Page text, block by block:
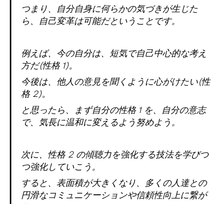
つまり、自分自身に何らかの気づきが生じた
ら、自己変革は可能だということです。
例えば、今の自分は、短気で自己中心的な考え
方だ(性格 1)。
今後は、他人の意見を聞くように心がけたい(性
格 2)。
と思ったら、まず自分の性格 1 を、自分の意志
で、気長に温和に変えるよう努めよう。
次に、性格 2 の傾聴力を強化する技法を学びつ
つ強化していこう。
すると、表面積が大きくなり、多くの人達との
円滑なコミュニケーションや信頼性向上に繋が